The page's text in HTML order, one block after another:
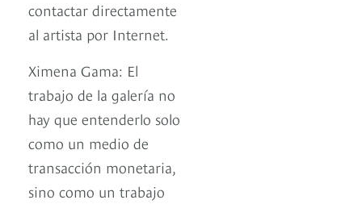
contactar directamente
al artista por Internet.
Ximena Gama: El
trabajo de la galería no
hay que entenderlo solo
como un medio de
transacción monetaria,
sino como un trabajo